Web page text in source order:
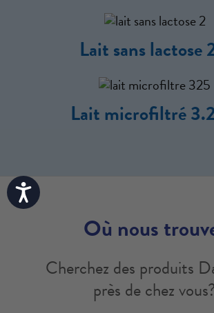
Accessibility
Lait sans lactose
Lait microfiltré
Où nous
Cherchez des produits
près de chez vous?